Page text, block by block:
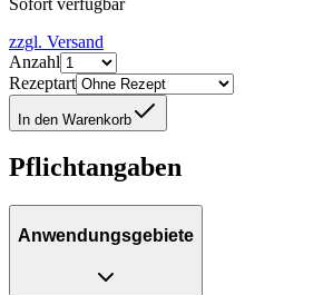
zzgl. Versand
Anzahl
Rezeptart
In den Warenkorb
Pflichtangaben
Anwendungsgebiete